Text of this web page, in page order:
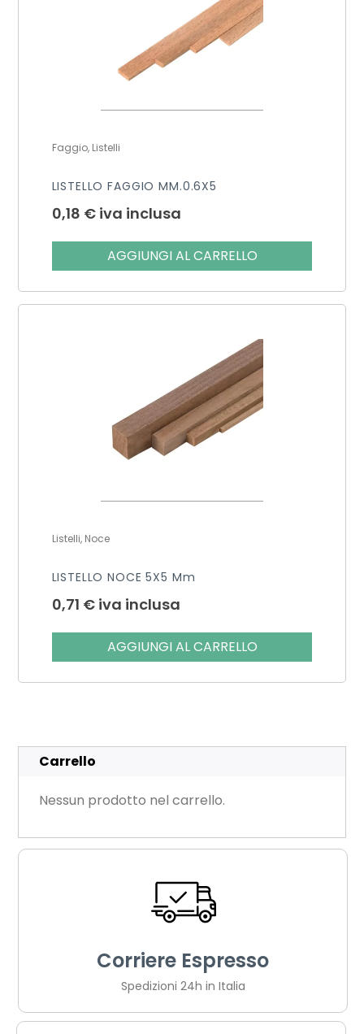
Faggio, Listelli
LISTELLO FAGGIO MM.0.6X5
0,18 € iva inclusa
AGGIUNGI AL CARRELLO
Listelli, Noce
LISTELLO NOCE 5X5 Mm
0,71 € iva inclusa
AGGIUNGI AL CARRELLO
Carrello
Nessun prodotto nel carrello.
Corriere Espresso
Spedizioni 24h in Italia